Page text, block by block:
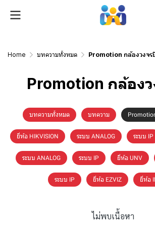
Home บทความทั้งหมด Promotion กล้องวงจร
Promotion กล้อง
บทความทั้งหมด บทความ
ยี่ห้อ HIKVISION ระบบ ANALOG ระบบ IP
ระบบ ANALOG ระบบ IP ยี่ห้อ UNV
ระบบ IP ยี่ห้อ EZVIZ ยี่ห้อ
ไม่พบเนื้อหา